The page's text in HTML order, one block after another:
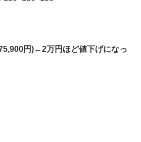
円)←2万円ほど値下げになっ